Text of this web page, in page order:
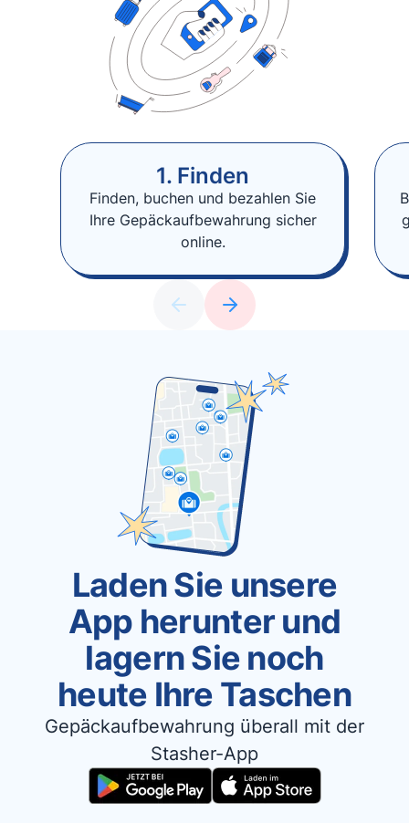
1. Finden
Finden, buchen und bezahlen Sie
Ihre Gepäckaufbewahrung sicher
online.
Laden Sie unsere
App herunter und
lagern Sie noch
heute Ihre Taschen
Gepäckaufbewahrung überall mit der
Stasher-App